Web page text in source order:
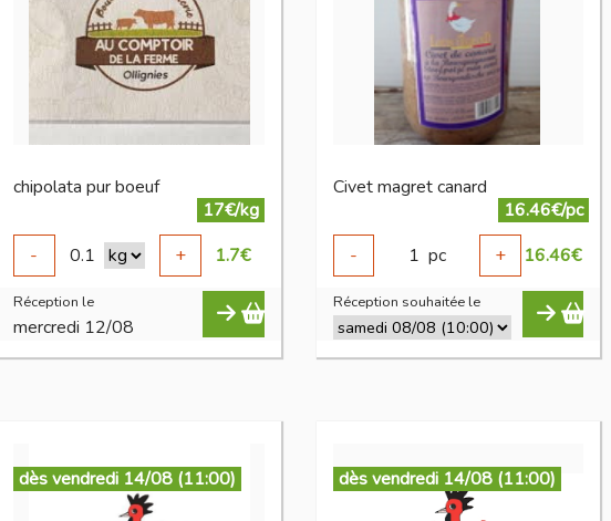
chipolata pur boeuf
17€/kg
-
0.1 + 1.7€
Réception le
mercredi 12/08
Civet magret canard
16.46€/pc
-
1 pc + 16.46€
Réception souhaitée le
dès vendredi 14/08 (11:00) dès vendredi 14/08 (11:00)